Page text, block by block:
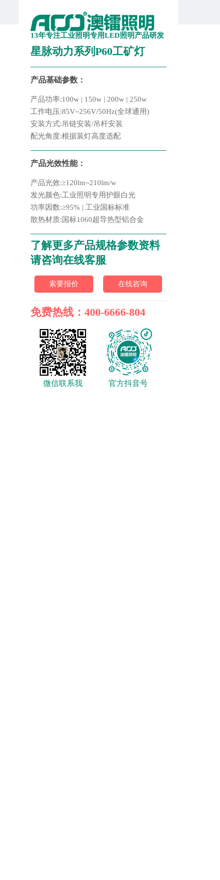
13年专注工业照明专用LED照明产品研发
星脉动力系列P60工矿灯
产品基础参数：
产品功率:100w | 150w | 200w | 250w
工作电压:85V~256V/50Hz(全球通用)
安装方式:吊链安装/吊杆安装
配光角度:根据装灯高度选配
产品光效性能：
产品光效:≥120lm~210lm/w
发光颜色:工业照明专用护眼白光
功率因数:≥95% | 工业国标标准
散热材质:国标1060超导热型铝合金
了解更多产品规格参数资料
请咨询在线客服
索要报价 在线咨询
免费热线：400-6666-804
微信联系我 官方抖音号